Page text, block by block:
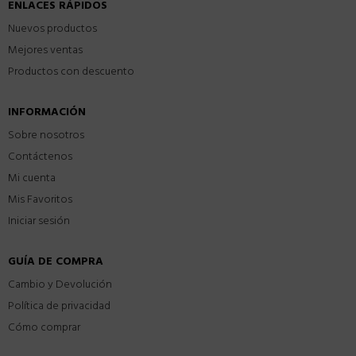
ENLACES RÁPIDOS
Nuevos productos
Mejores ventas
Productos con descuento
INFORMACIÓN
Sobre nosotros
Contáctenos
Mi cuenta
Mis Favoritos
Iniciar sesión
GUÍA DE COMPRA
Cambio y Devolución
Política de privacidad
Cómo comprar